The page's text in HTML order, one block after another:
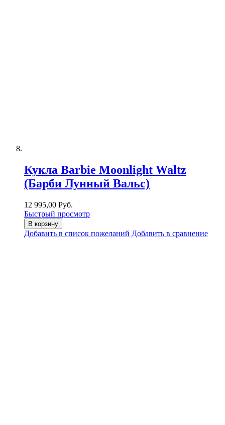
Кукла Barbie Moonlight Waltz
(Барби Лунный Вальс)
12 995,00 Руб.
Быстрый просмотр
В корзину
Добавить в список пожеланий Добавить в сравнение